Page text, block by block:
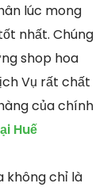
lúc mong
nhất. Chúng
shop hoa
Vụ rất chất
của chính
Huế
không chỉ là